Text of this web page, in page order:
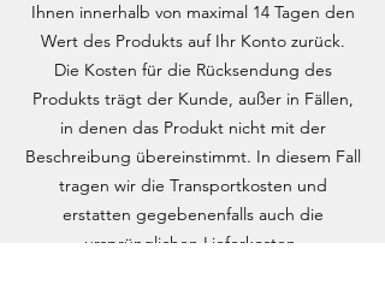
Ihnen innerhalb von maximal 14 Tagen den
Wert des Produkts auf Ihr Konto zurück.
Die Kosten für die Rücksendung des
Produkts trägt der Kunde, außer in Fällen,
in denen das Produkt nicht mit der
Beschreibung übereinstimmt. In diesem Fall
tragen wir die Transportkosten und
erstatten gegebenenfalls auch die
ursprünglichen Lieferkosten.